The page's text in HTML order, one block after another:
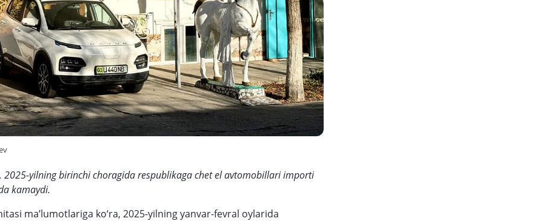
2025-yilning birinchi choragida respublikaga chet el avtomobillari importi
kamaydi.
ma’lumotlariga ko‘ra, 2025-yilning yanvar-fevral oylarida